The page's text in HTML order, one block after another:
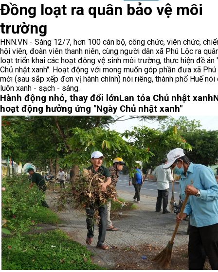
Đồng loạt ra quân bảo vệ môi
trường
HNN.VN - Sáng 12/7, hơn 100 cán bộ, công chức, viên chức,
hội viên, đoàn viên thanh niên, cùng người dân xã Phú Lộc ra
loạt triển khai các hoạt động vệ sinh môi trường, thực hiện đề án
Chủ nhật xanh". Hoạt động với mong muốn góp phần đưa xã
mới (sau sắp xếp đơn vị hành chính) nói riêng, thành phố Huế nói
luôn xanh - sạch - sáng.
Hành động nhỏ, thay đổi lớnLan tỏa Chủ nhật xanh
hoạt động hưởng ứng "Ngày Chủ nhật xanh"